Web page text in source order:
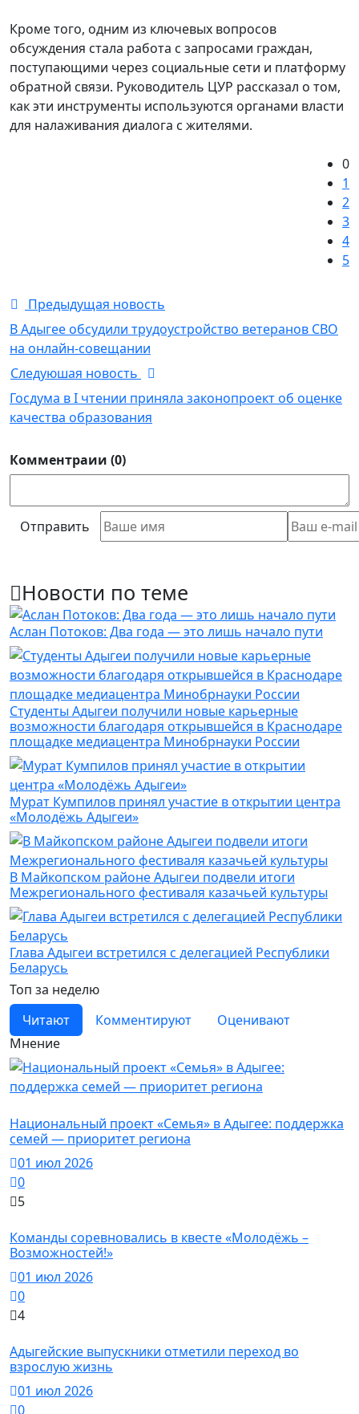
Кроме того, одним из ключевых вопросов
обсуждения стала работа с запросами граждан,
поступающими через социальные сети и платформу
обратной связи. Руководитель ЦУР рассказал о том,
как эти инструменты используются органами власти
для налаживания диалога с жителями.
0
1
2
3
4
5
Предыдущая новость
В Адыгее обсудили трудоустройство ветеранов СВО
на онлайн-совещании
Следуюшая новость
Госдума в I чтении приняла законопроект об оценке
качества образования
Комментраии (0)
Отправить
Новости по теме
Аслан Потоков: Два года — это лишь начало пути
Студенты Адыгеи получили новые карьерные
возможности благодаря открывшейся в Краснодаре
площадке медиацентра Минобрнауки России
Мурат Кумпилов принял участие в открытии центра
«Молодёжь Адыгеи»
В Майкопском районе Адыгеи подвели итоги
Межрегионального фестиваля казачьей культуры
Глава Адыгеи встретился с делегацией Республики
Беларусь
Топ за неделю
Читают
Комментируют
Оценивают
Мнение
Национальный проект «Семья» в Адыгее: поддержка
семей — приоритет региона
01 июл 2026
0
5
Команды соревновались в квесте «Молодёжь –
Возможностей!»
01 июл 2026
0
4
Адыгейские выпускники отметили переход во
взрослую жизнь
01 июл 2026
0